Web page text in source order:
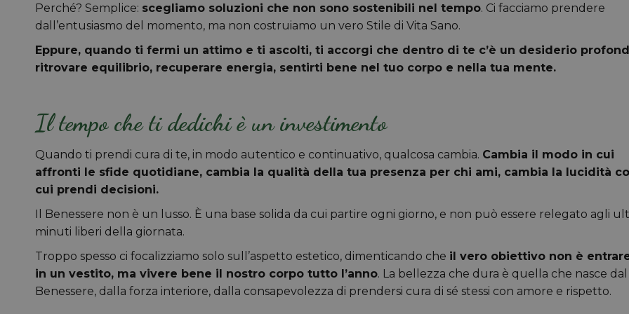
Perché? Semplice: scegliamo soluzioni che non sono sostenibili nel tempo. Ci facciamo prendere
dall’entusiasmo del momento, ma non costruiamo un vero Stile di Vita Sano.
Eppure, quando ti fermi un attimo e ti ascolti, ti accorgi che dentro di te c’è un desiderio
ritrovare equilibrio, recuperare energia, sentirti bene nel tuo corpo e nella tua mente.
Il tempo che ti dedichi è un investimento
Quando ti prendi cura di te, in modo autentico e continuativo, qualcosa cambia. Cambia il modo in cui
affronti le sfide quotidiane, cambia la qualità della tua presenza per chi ami, cambia la lucidità
cui prendi decisioni.
Il Benessere non è un lusso. È una base solida da cui partire ogni giorno, e non può essere relegato agli
minuti liberi della giornata.
Troppo spesso ci focalizziamo solo sull’aspetto estetico, dimenticando che il vero obiettivo non è
in un vestito, ma vivere bene il nostro corpo tutto l’anno. La bellezza che dura è quella che nasce dal
Benessere, dalla forza interiore, dalla consapevolezza di prendersi cura di sé stessi con amore e rispetto.